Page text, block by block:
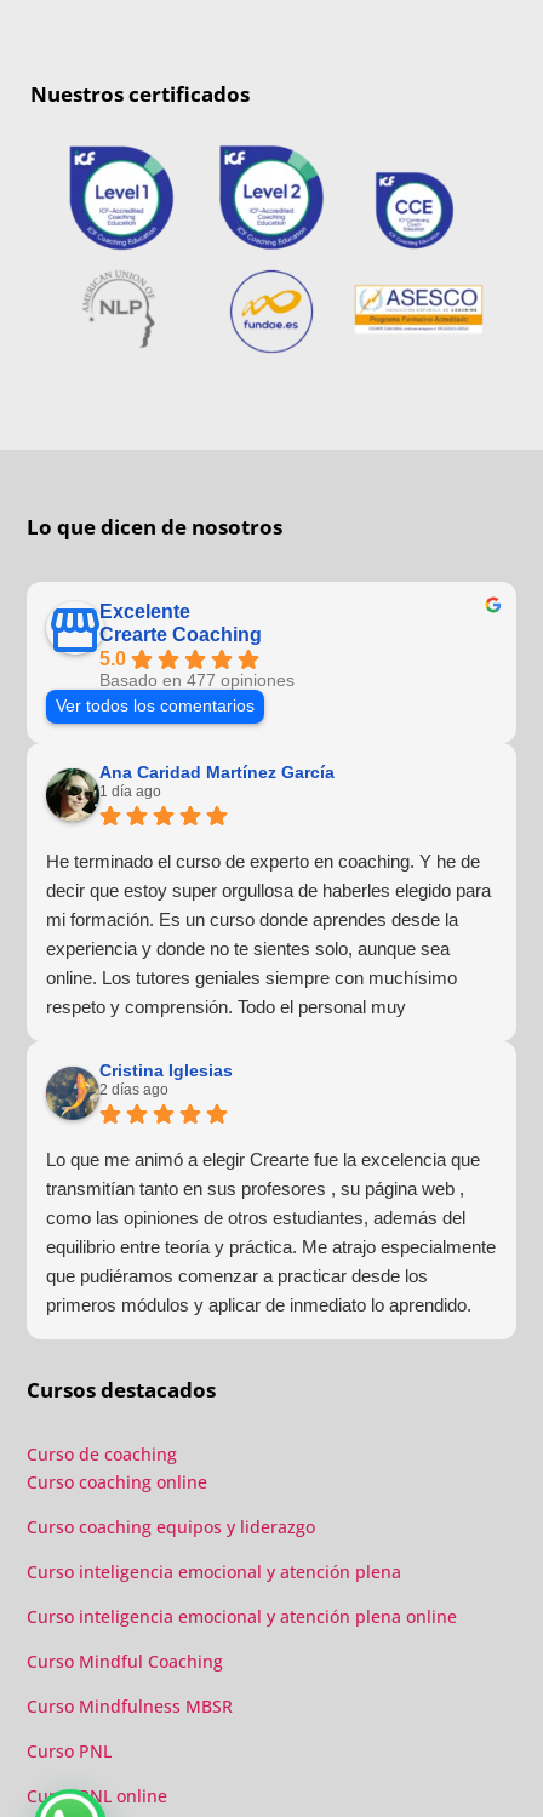
Nuestros certificados
Lo que dicen de nosotros
Excelente
Crearte Coaching
5.0
Basado en 477 opiniones
Ver todos los comentarios
Ana Caridad Martínez García
1 día ago
He terminado el curso de experto en coaching. Y he de
decir que estoy super orgullosa de haberles elegido para
mi formación. Es un curso donde aprendes desde la
experiencia y donde no te sientes solo, aunque sea
online. Los tutores geniales siempre con muchísimo
respeto y comprensión. Todo el personal muy
cercano. Haré más formaciones con ellos sin duda
alguna.
Cristina Iglesias
2 días ago
Lo que me animó a elegir Crearte fue la excelencia que
transmitían tanto en sus profesores , su página web ,
como las opiniones de otros estudiantes, además del
equilibrio entre teoría y práctica. Me atrajo especialmente
que pudiéramos comenzar a practicar desde los
primeros módulos y aplicar de inmediato lo aprendido.
correcta.
Cursos destacados
Curso de coaching
Curso coaching online
Curso coaching equipos y liderazgo
Curso inteligencia emocional y atención plena
Curso inteligencia emocional y atención plena online
Curso Mindful Coaching
Curso Mindfulness MBSR
Curso PNL
Curso PNL online